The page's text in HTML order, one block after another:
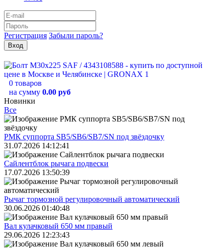
Регистрация Забыли пароль?
0 товаров
на сумму 0.00 руб
Новинки
Все
РМК суппорта SB5/SB6/SB7/SN под звёздочку
31.07.2026 14:12:41
Сайлентблок рычага подвески
17.07.2026 13:50:39
Рычаг тормозной регулировочный автоматический
30.06.2026 01:40:48
Вал кулачковый 650 мм правый
29.06.2026 12:23:43